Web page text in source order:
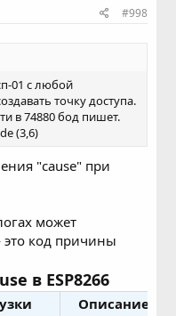
#998
01 с любой
точку доступа.
в 74880 бод пишет.
(3,6)
"cause" при
может
код причины
в ESP8266
Описание